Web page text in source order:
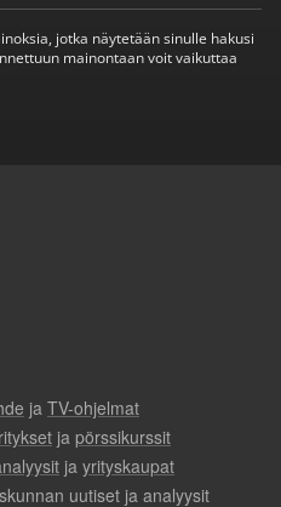
jotka näytetään sinulle hakusi
mainontaan voit vaikuttaa